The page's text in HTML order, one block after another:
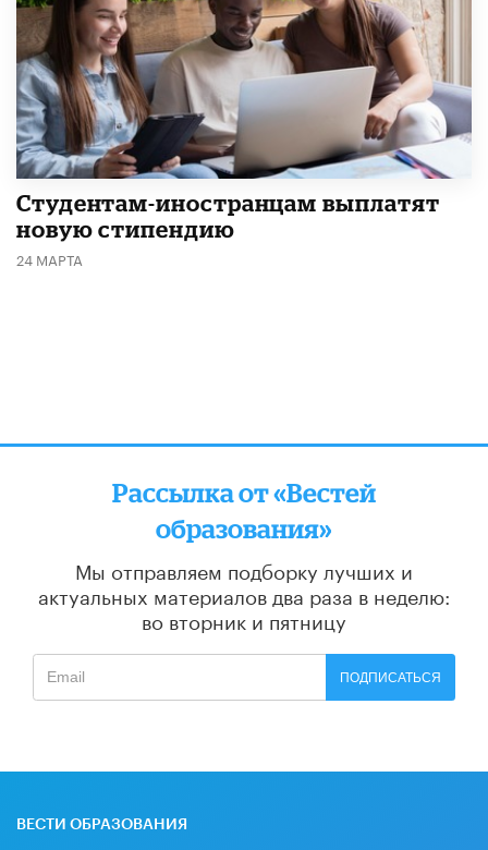
Студентам-иностранцам выплатят
новую стипендию
24 МАРТА
Рассылка от «Вестей
образования»
Мы отправляем подборку лучших и
актуальных материалов два раза в неделю:
во вторник и пятницу
ПОДПИСАТЬСЯ
ВЕСТИ ОБРАЗОВАНИЯ